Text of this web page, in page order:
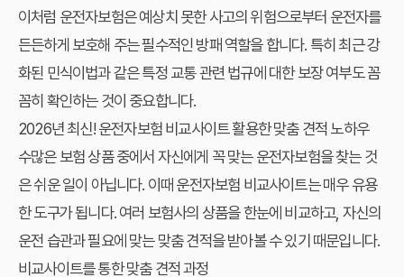
이처럼 운전자보험은 예상치 못한 사고의 위험으로부터 운전자를
든든하게 보호해 주는 필수적인 방패 역할을 합니다. 특히 최근 강
화된 민식이법과 같은 특정 교통 관련 법규에 대한 보장 여부도 꼼
꼼히 확인하는 것이 중요합니다.
2026년 최신! 운전자보험 비교사이트 활용한 맞춤 견적 노하우
수많은 보험 상품 중에서 자신에게 꼭 맞는 운전자보험을 찾는 것
은 쉬운 일이 아닙니다. 이때 운전자보험 비교사이트는 매우 유용
한 도구가 됩니다. 여러 보험사의 상품을 한눈에 비교하고, 자신의
운전 습관과 필요에 맞는맞춤 견적을 받아볼 수 있기 때문입니다.
비교사이트를 통한 맞춤 견적 과정